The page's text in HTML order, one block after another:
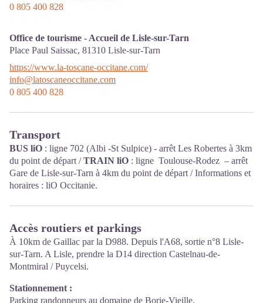
0 805 400 828
Office de tourisme - Accueil de Lisle-sur-Tarn
Place Paul Saissac, 81310 Lisle-sur-Tarn
https://www.la-toscane-occitane.com/
info@latoscaneoccitane.com
0 805 400 828
Transport
BUS liO : ligne 702 (Albi -St Sulpice) - arrêt Les Robertes à 3km
du point de départ /TRAIN liO : ligne Toulouse-Rodez – arrêt
Gare de Lisle-sur-Tarn à 4km du point de départ / Informations et
horaires : liO Occitanie.
Accès routiers et parkings
À 10km de Gaillac par la D988. Depuis l'A68, sortie n°8 Lisle-
sur-Tarn. A Lisle, prendre la D14 direction Castelnau-de-
Montmiral / Puycelsi.
Stationnement :
Parking randonneurs au domaine de Borie-Vieille.